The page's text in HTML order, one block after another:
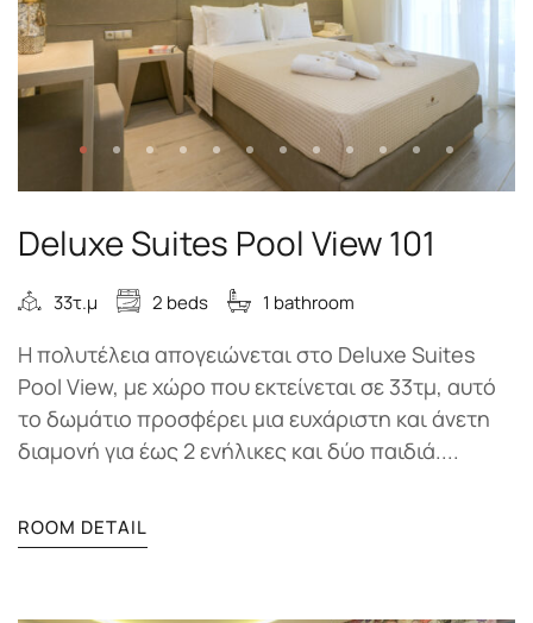
Deluxe Suites Pool View 101
33τ.μ 2 beds 1 bathroom
Η πολυτέλεια απογειώνεται στο Deluxe Suites
Pool View, με χώρο που εκτείνεται σε 33τμ, αυτό
το δωμάτιο προσφέρει μια ευχάριστη και άνετη
διαμονή για έως 2 ενήλικες και δύο παιδιά....
ROOM DETAIL